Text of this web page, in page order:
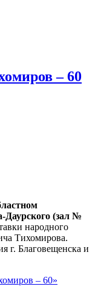
– 60
Даурского (зал №
народного
Тихомирова.
г. Благовещенска и
– 60»